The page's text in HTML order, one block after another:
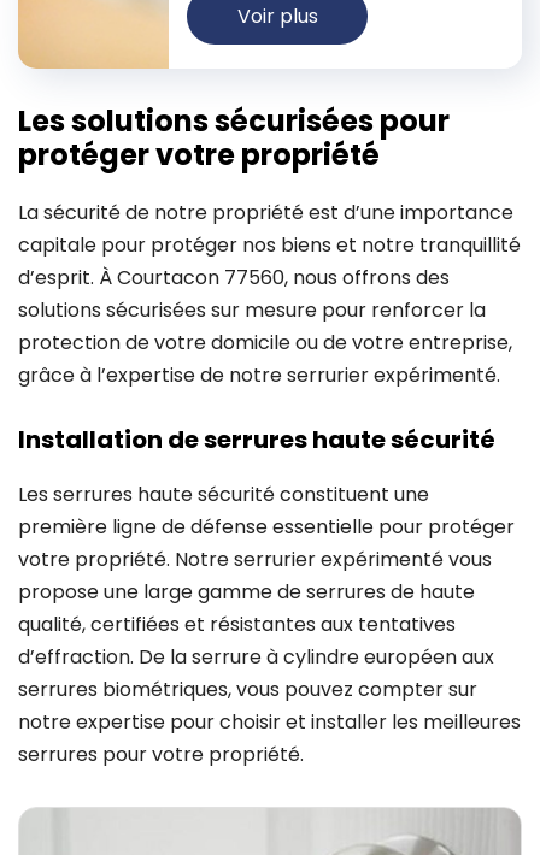
Voir plus
Les solutions sécurisées pour
protéger votre propriété
La sécurité de notre propriété est d’une importance
capitale pour protéger nos biens et notre tranquillité
d’esprit. À Courtacon 77560, nous offrons des
solutions sécurisées sur mesure pour renforcer la
protection de votre domicile ou de votre entreprise,
grâce à l’expertise de notre serrurier expérimenté.
Installation de serrures haute sécurité
Les serrures haute sécurité constituent une
première ligne de défense essentielle pour protéger
votre propriété. Notre serrurier expérimenté vous
propose une large gamme de serrures de haute
qualité, certifiées et résistantes aux tentatives
d’effraction. De la serrure à cylindre européen aux
serrures biométriques, vous pouvez compter sur
notre expertise pour choisir et installer les meilleures
serrures pour votre propriété.